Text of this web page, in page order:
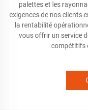
palettes et les
exigences de nos clients
la rentabilité
vous offrir un service
compétitifs